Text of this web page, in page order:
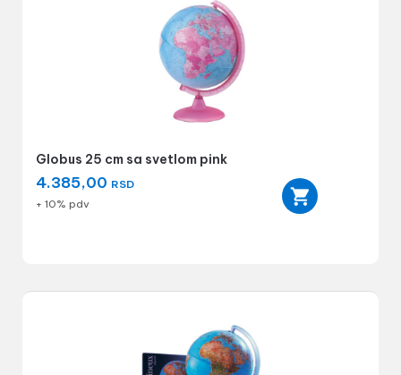
Globus 25 cm sa svetlom pink
4.385,00 RSD
+ 10% pdv